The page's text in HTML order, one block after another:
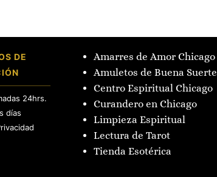
DE
24hrs.
días
Amarres de Amor Chicago
Amuletos de Buena Suerte
Centro Espiritual Chicago
Curandero en Chicago
Limpieza Espiritual
Lectura de Tarot
Tienda Esotérica